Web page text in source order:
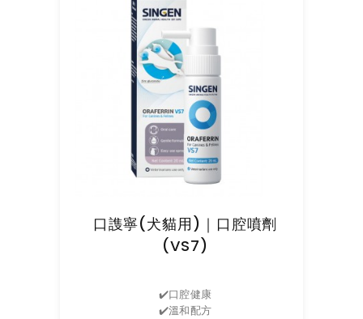
口謢寧(犬貓用)｜口腔噴劑
(VS7)
✔️口腔健康
✔️溫和配方